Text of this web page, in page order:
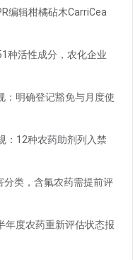
编辑柑橘砧木CarriCea
种活性成分，农化企业
：明确登记豁免与月度使
：12种农药助剂列入禁
分类，含氟农药需提前评
年度农药重新评估状态报